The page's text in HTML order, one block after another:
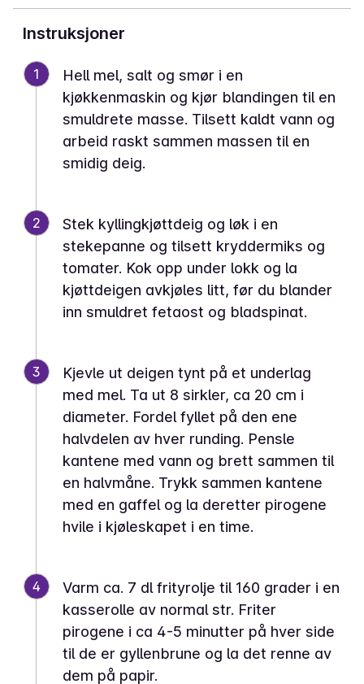
Instruksjoner
1
Hell mel, salt og smør i en
kjøkkenmaskin og kjør blandingen til en
smuldrete masse. Tilsett kaldt vann og
arbeid raskt sammen massen til en
smidig deig.
2
Stek kyllingkjøttdeig og løk i en
stekepanne og tilsett kryddermiks og
tomater. Kok opp under lokk og la
kjøttdeigen avkjøles litt, før du blander
inn smuldret fetaost og bladspinat.
3
Kjevle ut deigen tynt på et underlag
med mel. Ta ut 8 sirkler, ca 20 cm i
diameter. Fordel fyllet på den ene
halvdelen av hver runding. Pensle
kantene med vann og brett sammen til
en halvmåne. Trykk sammen kantene
med en gaffel og la deretter pirogene
hvile i kjøleskapet i en time.
4
Varm ca. 7 dl frityrolje til 160 grader i en
kasserolle av normal str. Friter
pirogene i ca 4-5 minutter på hver side
til de er gyllenbrune og la det renne av
dem på papir.